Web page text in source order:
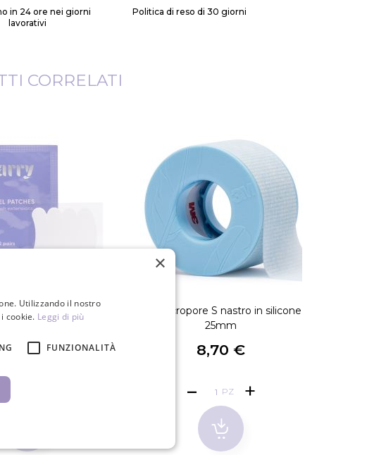
in 24 ore nei giorni
lavorativi
Politica di reso di 30 giorni
CORRELATI
in gel 1 pz. (2 paia)
0,90 €
3M Micropore S nastro in silicone
25mm
8,70 €
PZ
×
Utilizzando il nostro
cookie. Leggi di più
FUNZIONALITÀ